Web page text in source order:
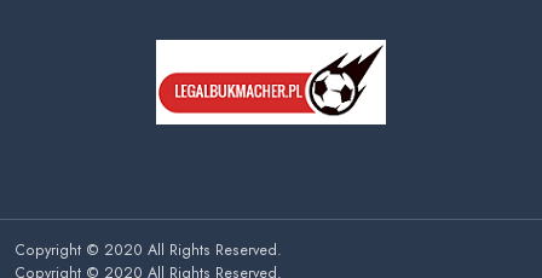
Copyright © 2020 All Rights Reserved.
Copyright © 2020 All Rights Reserved.